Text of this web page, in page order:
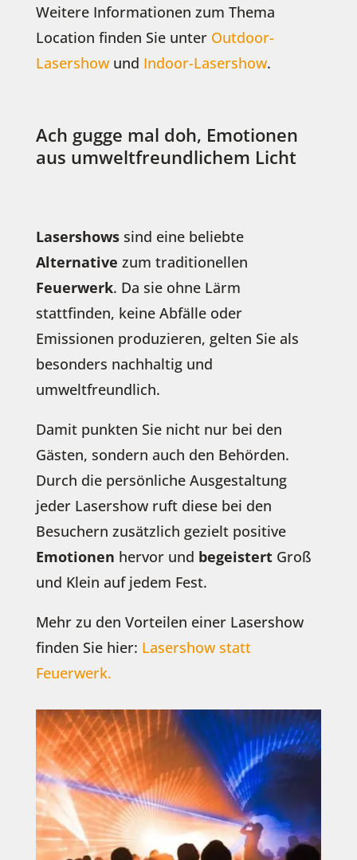
Weitere Informationen zum Thema
Location finden Sie unter Outdoor-
Lasershowund Indoor-Lasershow.
Ach gugge mal doh, Emotionen
aus umweltfreundlichem Licht
Lasershowssind eine beliebte
Alternative zum traditionellen
Feuerwerk. Da sie ohne Lärm
stattfinden, keine Abfälle oder
Emissionen produzieren, gelten Sie als
besonders nachhaltig und
umweltfreundlich.
Damit punkten Sie nicht nur bei den
Gästen, sondern auch den Behörden.
Durch die persönliche Ausgestaltung
jeder Lasershow ruft diese bei den
Besuchern zusätzlich gezielt positive
Emotionen hervor und begeistertGroß
und Klein auf jedem Fest.
Mehr zu den Vorteilen einer Lasershow
finden Sie hier: Lasershow statt
Feuerwerk.